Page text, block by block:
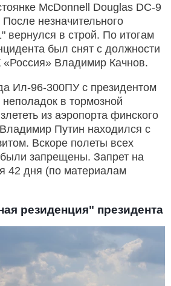
McDonnell Douglas DC-9
незначительного
вернулся в строй. По итогам
был снят с должности
«Россия» Владимир Качнов.
Ил-96-300ПУ с президентом
в тормозной
из аэропорта финского
Владимир Путин находился с
Вскоре полеты всех
запрещены. Запрет на
42 дня (по материалам
резиденция" президента